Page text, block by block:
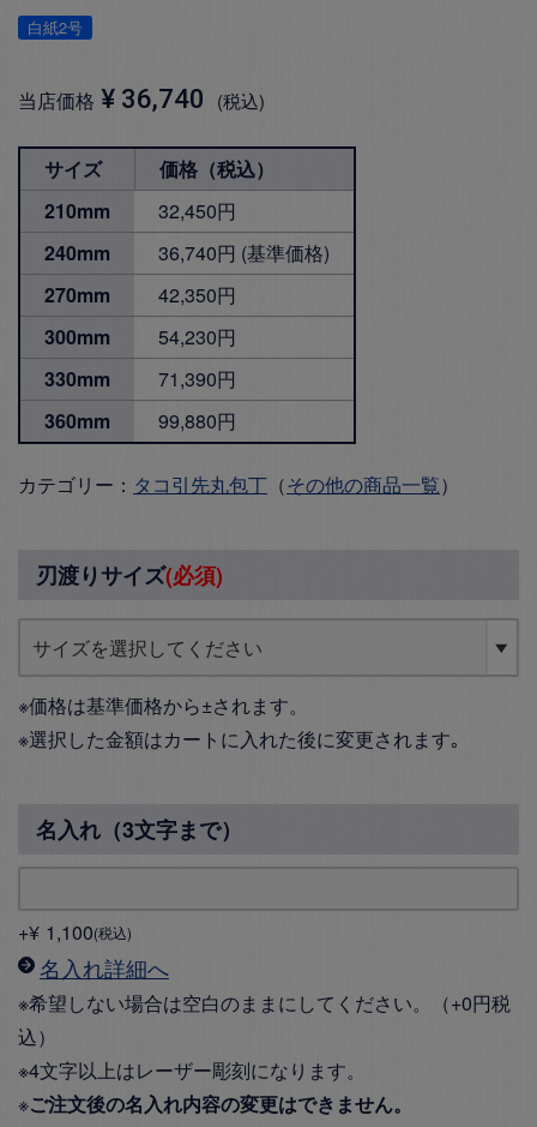
白紙2号
当店価格 ¥ 36,740 税込
サイズ
価格（税込）
210mm
32,450円
240mm
36,740円 (基準価格)
270mm
42,350円
300mm
54,230円
330mm
71,390円
360mm
99,880円
カテゴリー： タコ引先丸包丁 （その他の商品一覧）
刃渡りサイズ(必須)
※価格は基準価格から±されます。
※選択した金額はカートに入れた後に変更されます｡
名入れ（3文字まで）
+¥ 1,100 税込
名入れ詳細へ
※希望しない場合は空白のままにしてください。（+0円税
込）
※4文字以上はレーザー彫刻になります。
※ご注文後の名入れ内容の変更はできません。